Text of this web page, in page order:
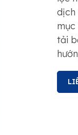
dịch
tải